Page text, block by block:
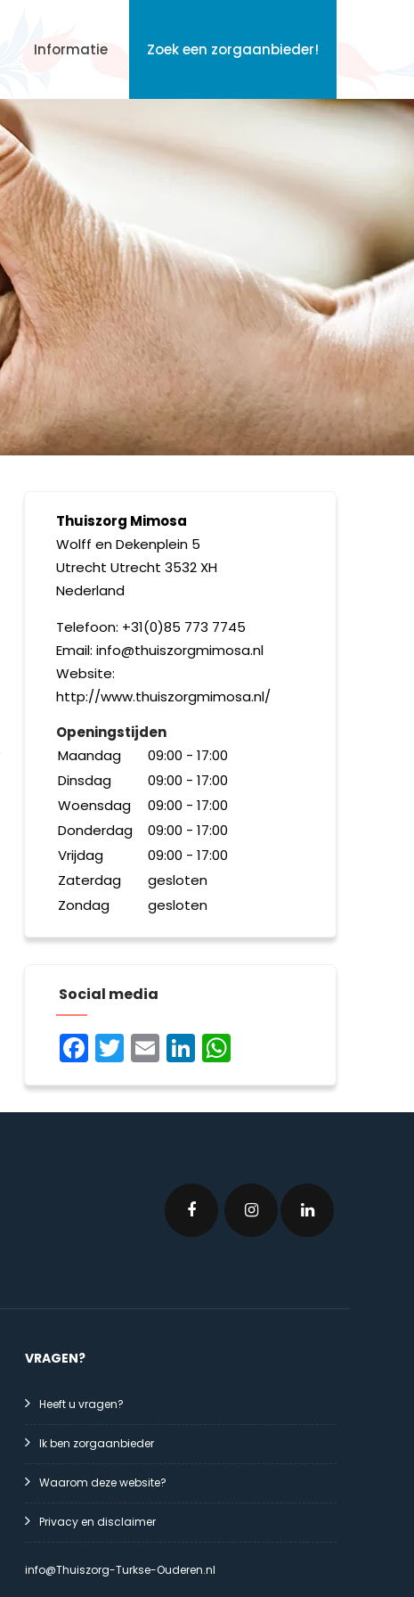
Informatie Zoek een zorgaanbieder!
Thuiszorg Mimosa
Wolff en Dekenplein 5
UtrechtUtrecht3532 XH
Nederland
Telefoon: +31(0)85 773 7745
Email:info@thuiszorgmimosa.nl
Website:
http://www.thuiszorgmimosa.nl/
Openingstijden
Maandag
09:00 - 17:00
Dinsdag
09:00 - 17:00
Woensdag
09:00 - 17:00
Donderdag
09:00 - 17:00
Vrijdag
09:00 - 17:00
Zaterdag
gesloten
Zondag
gesloten
Social media
Facebook
Twitter
EmailLinkedIn
VRAGEN?
Heeft u vragen?
Ik ben zorgaanbieder
Waarom deze website?
Privacy en disclaimer
info@Thuiszorg-Turkse-Ouderen.nl